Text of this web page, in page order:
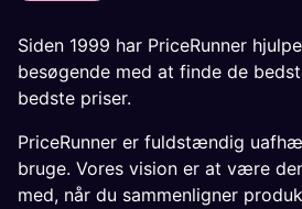
Siden 1999 har PriceRunner
besøgende med at finde de
bedste priser.
PriceRunner er fuldstændig
bruge. Vores vision er at være
med, når du sammenligner